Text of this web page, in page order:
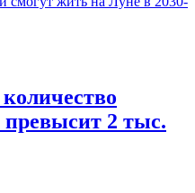
превысит 2 тыс.